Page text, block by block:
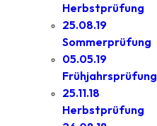
Herbstprüfung
25.08.19
Sommerprüfung
05.05.19
Frühjahrsprüfung
25.11.18
Herbstprüfung